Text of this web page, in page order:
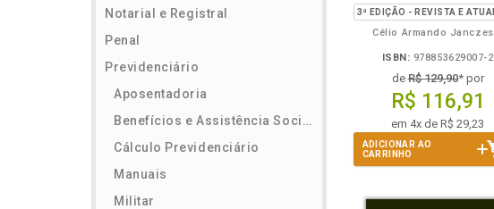
Notarial e Registral
Penal
Previdenciário
Aposentadoria
Benefícios e Assistência Social
Cálculo Previdenciário
Manuais
Militar
Volume II
Célio Armando
ISBN: 978853629007-2
deR$ 129,90* por
R$ 116,91
em 4x de R$ 29,23
ADICIONAR AO
CARRINHO